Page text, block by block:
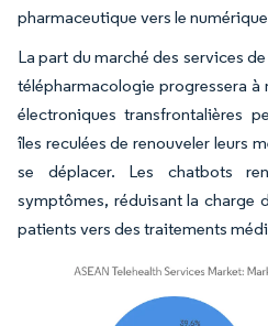
pharmaceutique vers le
La part du marché des services
télépharmacologie progressera à
électroniques transfrontalières
îles reculées de renouveler leurs
se déplacer. Les chatbots
symptômes, réduisant la charge
patients vers des traitements